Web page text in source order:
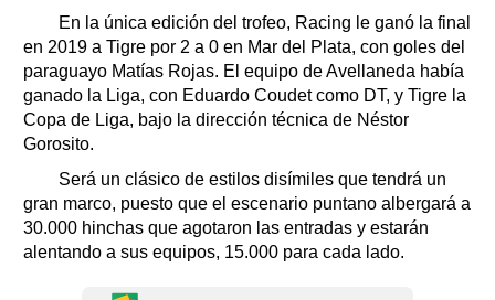
En la única edición del trofeo, Racing le ganó la final
en 2019 a Tigre por 2 a 0 en Mar del Plata, con goles del
paraguayo Matías Rojas. El equipo de Avellaneda había
ganado la Liga, con Eduardo Coudet como DT, y Tigre la
Copa de Liga, bajo la dirección técnica de Néstor
Gorosito.
Será un clásico de estilos disímiles que tendrá un
gran marco, puesto que el escenario puntano albergará a
30.000 hinchas que agotaron las entradas y estarán
alentando a sus equipos, 15.000 para cada lado.